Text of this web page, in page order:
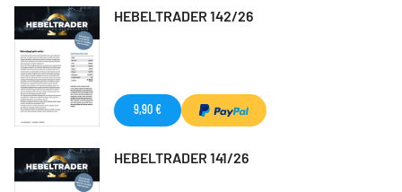
HEBELTRADER 142/26
9,90 €
HEBELTRADER 141/26